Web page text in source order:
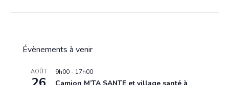
Évènements à venir
AOÛT 9h00 - 17h00